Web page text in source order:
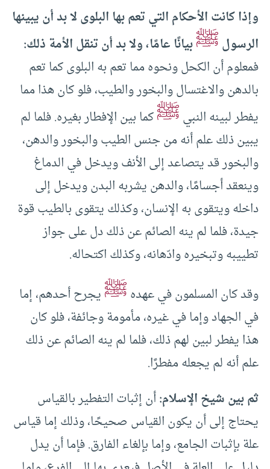
وإذا كانت الأحكام التي تعم بها البلوى لا بد أن يبينها
الرسولﷺبيانًا عامًا، ولا بد أن تنقل الأمة ذلك:
فمعلوم أن الكحل ونحوه مما تعم به البلوى كما تعم
بالدهن والاغتسال والبخور والطيب، فلو كان هذا مما
يفطر لبينه النبيﷺكما بين الإفطار بغيره. فلما لم
يبين ذلك علم أنه من جنس الطيب والبخور والدهن،
والبخور قد يتصاعد إلى الأنف ويدخل في الدماغ
وينعقد أجسامًا، والدهن يشربه البدن ويدخل إلى
داخله ويتقوى به الإنسان، وكذلك يتقوى بالطيب قوة
جيدة، فلما لم ينه الصائم عن ذلك دل على جواز
تطييبه وتبخيره وادّهانه، وكذلك اكتحاله.
وقد كان المسلمون في عهدهﷺيجرح أحدهم، إما
في الجهاد وإما في غيره، مأمومة وجائفة، فلو كان
هذا يفطر لبين لهم ذلك، فلما لم ينه الصائم عن ذلك
علم أنه لم يجعله مفطرًا.
ثم بين شيخ الإسلام:أن إثبات التفطير بالقياس
يحتاج إلى أن يكون القياس صحيحًا، وذلك إما قياس
علة بإثبات الجامع، وإما بإلغاء الفارق. فإما أن يدل